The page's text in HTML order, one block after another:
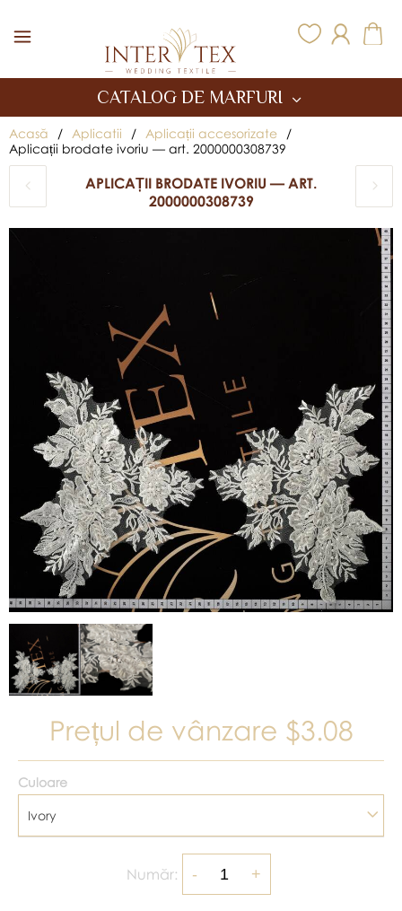
CATALOG DE MARFURI
Acasă / Aplicatii / Aplicații accesorizate
/
Aplicații brodate ivoriu — art. 2000000308739
APLICAȚII BRODATE IVORIU — ART.
2000000308739
Prețul de vânzare $3.08
Culoare
Ivory
Număr: